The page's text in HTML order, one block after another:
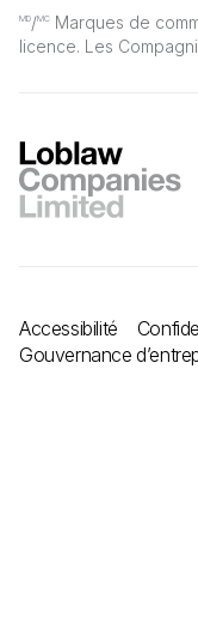
MD/MC Marques de
licence. Les
Accessibilité
Gouvernance